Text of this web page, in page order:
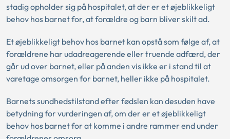
stadig opholder sig på hospitalet, at der er et øjeblikkeligt
behov hos barnet for, at forældre og barn bliver skilt ad.
Et øjeblikkeligt behov hos barnet kan opstå som følge af, at
forældrene har udadreagerende eller truende adfærd, der
går ud over barnet, eller på anden vis ikke er i stand til at
varetage omsorgen for barnet, heller ikke på hospitalet.
Barnets sundhedstilstand efter fødslen kan desuden have
betydning for vurderingen af, om der er et øjeblikkeligt
behov hos barnet for at komme i andre rammer end under